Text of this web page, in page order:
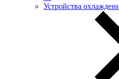
Устройства